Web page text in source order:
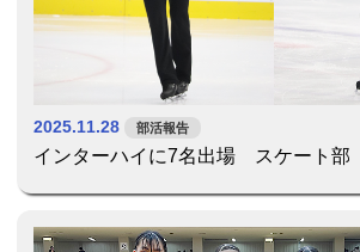
2025.11.28 部活報告
インターハイに7名出場 スケート部